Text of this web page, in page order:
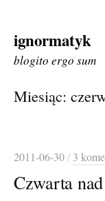
Skip
to
ignormatyk
blogito ergo sum
Miesiąc:
2011-06-30/ 3
Czwarta